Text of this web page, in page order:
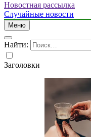
Новостная рассылка
Случайные новости
Меню
Найти:
Заголовки